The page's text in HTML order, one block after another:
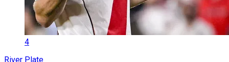
4
River Plate